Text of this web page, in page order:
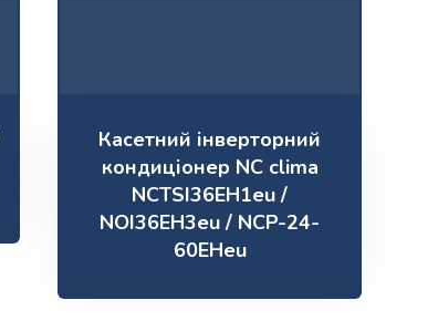
Касетний інверторний
кондиціонер NC clima
NCTSI36EH1eu /
NOI36EH3eu / NCP-24-
60EHeu